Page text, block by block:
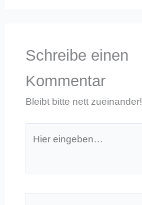
Schreibe einen
Kommentar
Bleibt bitte nett zueinander!
eingeben…